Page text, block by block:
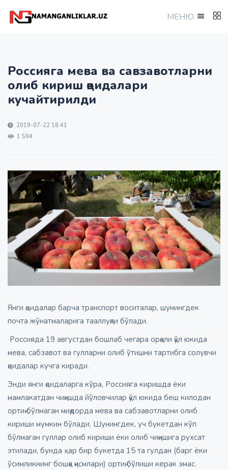
МEНЮ
Россияга мева ва савзавотларни
олиб кириш қоидалари
кучайтирилди
2019-07-22 18:41
1 594
Янги қоидалар барча транспорт воситалар, шунингдек
почта жўнатмаларига тааллуқли бўлади.
Россияда 19 августдан бошлаб чегара орқали қўл юкида
мева, сабзавот ва гулларни олиб ўтишни тартибга солувчи
қоидалар кучга киради.
Энди янги қоидаларга кўра, Россияга киришда ёки
мамлакатдан чиқишда йўловчилар қўл юкида беш килодан
ортиқ бўлмаган миқдорда мева ва сабзавотларни олиб
кириши мумкин бўлади. Шунингдек, уч букетдан кўп
бўлмаган гуллар олиб кириши ёки олиб чиқишига рухсат
этилади, бунда ҳар бир букетда 15 та гулдан (барг ёки
ўсимликнинг бошқа қисмлари) ортиқ бўлиши керак эмас.